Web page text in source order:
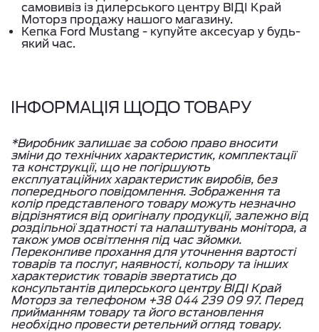
самовивіз із дилерського центру ВІДІ Край
Моторз продажу нашого магазину.
Кепка Ford Mustang - купуйте аксесуар у будь-
який час.
ІНФОРМАЦІЯ ЩОДО ТОВАРУ
*Виробник залишає за собою право вносити
зміни до технічних характеристик, комплектації
та конструкції, що не погіршують
експлуатаційних характеристик виробів, без
попереднього повідомлення. Зображення та
колір представленого товару можуть незначно
відрізнятися від оригіналу продукції, залежно від
роздільної здатності та налаштувань монітора, а
також умов освітлення під час зйомки.
Переконливе прохання для уточнення вартості
товарів та послуг, наявності, кольору та інших
характеристик товарів звертатись до
консультантів дилерського центру ВІДІ Край
Моторз за телефоном +38 044 239 09 97. Перед
прийманням товару та його встановлення
необхідно провести ретельний огляд товару.